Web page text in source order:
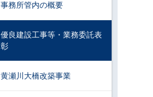
事務所管内の概要
優良建設工事等・業務委託表
彰
黄瀬川大橋改築事業